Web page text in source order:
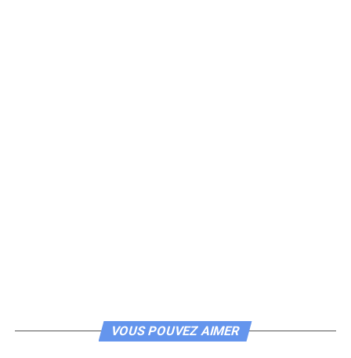
VOUS POUVEZ AIMER